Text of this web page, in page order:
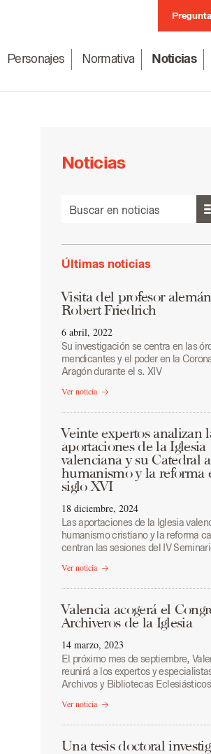
Personajes Normativa Noticias
Noticias
Últimas noticias
Visita del profesor alemán
Robert Friedrich
6 abril, 2022
Su investigación se centra en las
mendicantes y el poder en la
Aragón durante el s. XIV
Ver noticia
Veinte expertos analizan
aportaciones de la Iglesia
valenciana y su Catedral
humanismo y la reforma
siglo XVI
18 diciembre, 2024
Las aportaciones de la Iglesia
humanismo cristiano y la reforma
centran las sesiones del IV
Ver noticia
Valencia acogerá el
Archiveros de la Iglesia
14 marzo, 2023
El próximo mes de septiembre,
reunirá a los expertos y
Archivos y Bibliotecas Eclesiásticos
Ver noticia
Una tesis doctoral